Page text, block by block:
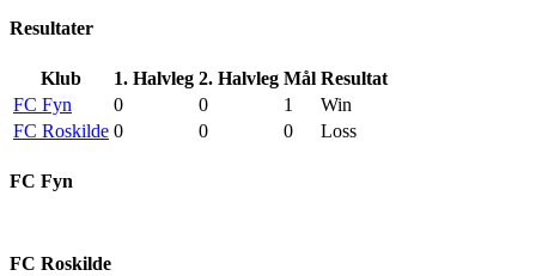
Resultater
Klub 1. Halvleg 2. Halvleg Mål Resultat
FC Fyn
0 0 1
Win
FC Roskilde 0 0 0 Loss
FC Fyn
FC Roskilde